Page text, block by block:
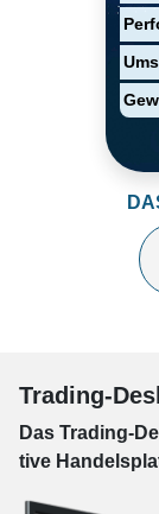
Trading-
Das Trading-
tive